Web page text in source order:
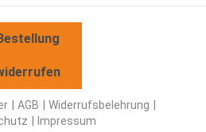
AGB
Widerrufsbelehrung
Impressum